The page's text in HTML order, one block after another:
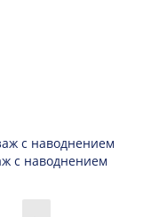
с наводнением